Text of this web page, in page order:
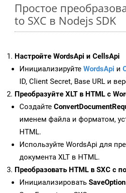
Простое
to SXC в Nodejs SDK
Настройте WordsApi и CellsApi
Инициализируйте WordsApi и
ID, Client Secret, Base URL и
Преобразуйте XLT в HTML с
Создайте
именем файла и форматом,
HTML.
Используйте WordsApi для
документа XLT в HTML.
Преобразовать HTML в SXC с
Инициализировать SaveOption